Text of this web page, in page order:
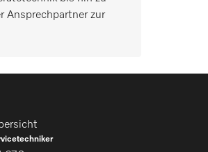
Ansprechpartner zur